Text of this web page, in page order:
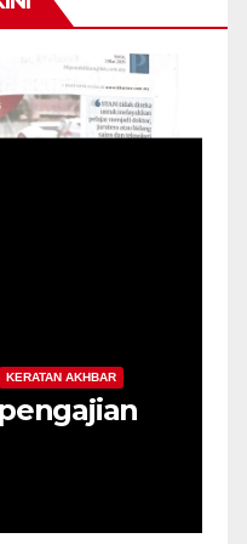
FAKULTI PEMBANGUNAN MANUSIA
Perluas definisi